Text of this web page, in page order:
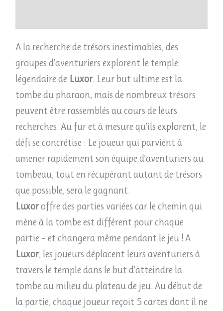
A la recherche de trésors inestimables, des
groupes d’aventuriers explorent le temple
légendaire de Luxor. Leur but ultime est la
tombe du pharaon, mais de nombreux trésors
peuvent être rassemblés au cours de leurs
recherches. Au fur et à mesure qu’ils explorent, le
défi se concrétise : Le joueur qui parvient à
amener rapidement son équipe d’aventuriers au
tombeau, tout en récupérant autant de trésors
que possible, sera le gagnant.
Luxoroffre des parties variées car le chemin qui
mène à la tombe est différent pour chaque
partie – et changera même pendant le jeu ! A
Luxor, les joueurs déplacent leurs aventuriers à
travers le temple dans le but d’atteindre la
tombe au milieu du plateau de jeu. Au début de
la partie, chaque joueur reçoit 5 cartes dont il ne